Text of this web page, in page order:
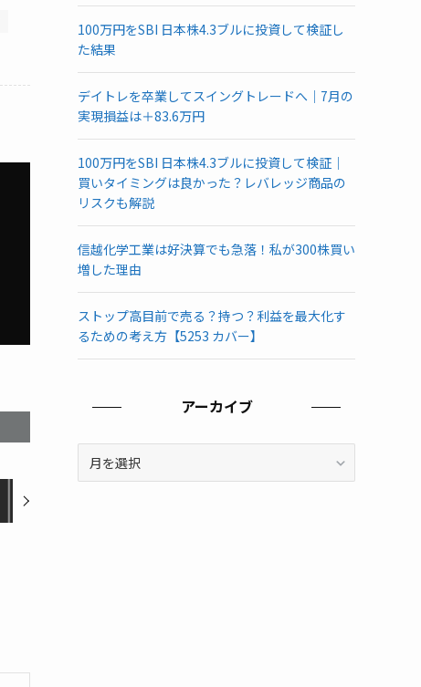
100万円をSBI 日本株4.3ブルに投資して検証し
た結果
デイトレを卒業してスイングトレードへ｜7月の
実現損益は＋83.6万円
100万円をSBI 日本株4.3ブルに投資して検証｜
買いタイミングは良かった？レバレッジ商品の
リスクも解説
信越化学工業は好決算でも急落！私が300株買い
増した理由
ストップ高目前で売る？持つ？利益を最大化す
るための考え方【5253 カバー】
アーカイブ